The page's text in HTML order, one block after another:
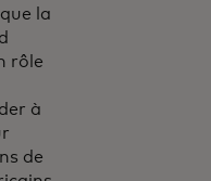
la
rôle
à
de